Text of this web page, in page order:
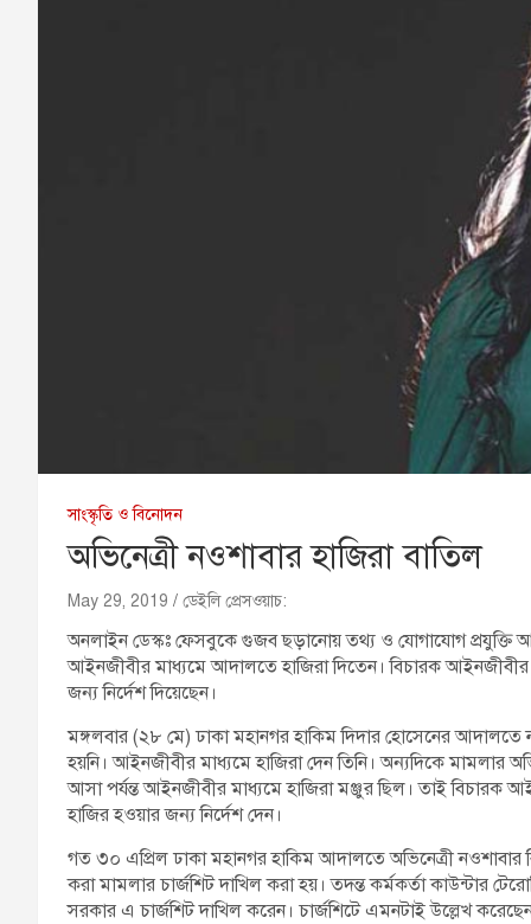
সাংস্কৃতি ও বিনোদন
অভিনেত্রী নওশাবার হাজিরা বাতিল
May 29, 2019 ডেইলি প্রেসওয়াচ:
অনলাইন ডেস্কঃ ফেসবুকে গুজব ছড়ানোয় তথ্য ও যোগাযোগ প্রযুক্তি
আইনজীবীর মাধ্যমে আদালতে হাজিরা দিতেন। বিচারক
জন্য নির্দেশ দিয়েছেন।
মঙ্গলবার (২৮ মে) ঢাকা মহানগর হাকিম দিদার হোসেনের আদালতে
হয়নি। আইনজীবীর মাধ্যমে হাজিরা দেন তিনি। অন্যদিকে মামলার
আসা পর্যন্ত আইনজীবীর মাধ্যমে হাজিরা মঞ্জুর ছিল। তাই
হাজির হওয়ার জন্য নির্দেশ দেন।
গত ৩০ এপ্রিল ঢাকা মহানগর হাকিম আদালতে অভিনেত্রী নওশাবার
করা মামলার চার্জশিট দাখিল করা হয়। তদন্ত কর্মকর্তা কাউন্টার
সরকার এ চার্জশিট দাখিল করেন। চার্জশিটে এমনটাই উল্লেখ